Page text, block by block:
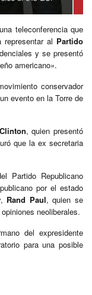
teleconferencia que
representar al Partido
y se presentó
americano».
conservador
evento en la Torre de
, quien presentó
que la ex secretaria
Partido Republicano
por el estado
Rand Paul, quien se
neoliberales.
del expresidente
para una posible